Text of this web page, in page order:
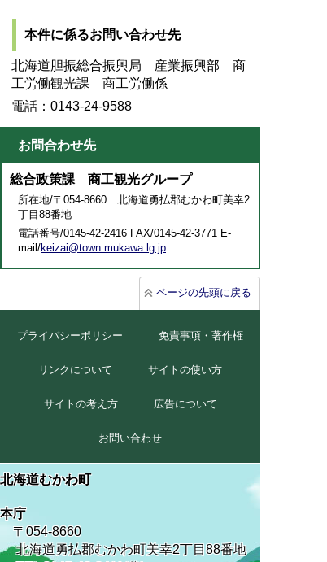
本件に係るお問い合わせ先
北海道胆振総合振興局 産業振興部 商
工労働観光課 商工労働係
電話：0143-24-9588
お問合わせ先
総合政策課 商工観光グループ
所在地/〒054-8660 北海道勇払郡むかわ町美幸2
丁目88番地
電話番号/0145-42-2416 FAX/0145-42-3771 E-
mail/keizai@town.mukawa.lg.jp
ページの先頭に戻る
プライバシーポリシー 免責事項・著作権
リンクについて サイトの使い方
サイトの考え方 広告について
お問い合わせ
北海道むかわ町
本庁
〒054-8660
北海道勇払郡むかわ町美幸2丁目88番地